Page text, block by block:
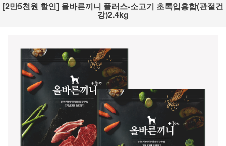
[2만5천원 할인] 올바른끼니 플러스-소고기 초록입홍합(관절건
강)2.4kg